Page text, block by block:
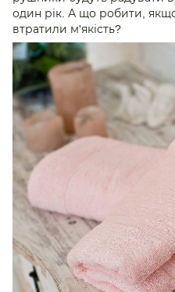
один рік. А що робити,
втратили м'якість?